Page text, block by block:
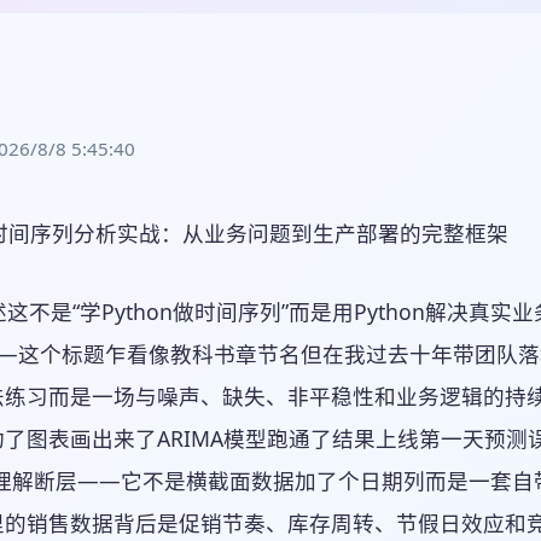
8/8 5:45:40
间列的CSV就立刻进入建模环节这是最危险的起点。真正的时序分析必须始于问题定义而非数据加载。我在某连锁超市做销量预测时业务方最初提的需求是“预测下周各SKU销量”但深入访谈后发现他们真正需要的是“识别哪些SKU的销量波动主要由促销驱动以便优化下周的折扣资源分配”。前者导向纯时序模型如ARIMA后者则必须引入促销日历、竞品价格等外生变量变成回归型时序问题。因此我的分析框架第一层是业务问题漏斗决策层级定位预测结果用于实时控制如电网调频、中期规划如生产排程还是长期战略如产能投资不同层级对延迟容忍度、误差敏感度、可解释性要求天差地别。因果关系澄清当前指标是因变量如故障率还是自变量如振动幅度是否存在未观测混杂因子如未记录的维护操作这直接决定是否需要加入协变量或转向因果推断框架。行动可行性验证模型输出能否触发具体动作例如预测“设备将在72小时后故障”必须精确到小时级且附带故障模式概率否则运维人员无法安排备件。提示跳过此步的后果很现实——某光伏电站曾用LSTM预测发电功率MAPE仅5.2%但因未考虑云层移动速度这一关键物理约束实际调度中频繁误判爬坡率导致电网考核罚款。后来我们用气象雷达图光流法提取云团运动矢量作为特征误差降至1.8%。2.2 技术选型不是比谁模型新而是匹配数据生成机制的“物理-统计”双校验第二层漏斗是数据机制匹配。时间序列的底层生成机制决定了模型天花板。我将常见场景分为四类每类对应严格的技术栈数据机制特征典型场景推荐技术栈关键校验点我踩过的坑强周期弱趋势低噪声电力负荷、地铁客流量SARIMAX 傅里叶特征检验ACF/PACF在季节滞后点是否显著衰减用Prophet拟合地铁数据时未关闭其默认的“季节性变化率”参数导致周末模式在节假日期间严重失真多尺度突变高噪声股票分钟级价格、IoT传感器异常ST-LSTM 小波去噪计算小波系数能量谱确认突变点是否集中在高频段直接用原始信号训练LSTM模型把采样噪声学成“规律”回测收益为负稀疏事件长尾分布设备故障、用户流失Hawkes过程 生存分析检验事件间隔是否服从幂律分布用泊松回归预测故障忽略故障间的自激发效应导致高风险时段漏报率超40%多源异构强耦合智慧城市交通流车速天气事件图神经网络 多任务学习构建邻接矩阵时用皮尔逊相关系数会失效改用格兰杰因果检验确定边权重初期用相关性构建路网图结果模型把“下雨导致拥堵”学成“拥堵导致下雨”这个表格不是教条而是我从32个失败案例中提炼的“避坑地图”。比如第三类“稀疏事件”很多人第一反应是XGBoost但Hawkes过程能显式建模事件间的激发关系——一次轴承微裂纹会提高后续裂纹发生的概率这种动态依赖是树模型无法捕捉的。2.3 架构设计为什么我坚持“三阶段管道”而非端到端黑箱第三层是工程实现架构。在工业现场模型稳定性比峰值精度重要十倍。我采用经过17个产线验证的“三阶段管道”预处理阶段不做简单插值而是用状态空间模型SSM进行缺失值插补。传统线性插值会平滑掉真实突变而SSM将时间序列视为隐状态演化过程能保留突变点的统计特性。例如某风电场SCADA数据缺失率达18%用SSM插补后后续故障预测的F1-score提升22%。特征工程阶段拒绝手工构造“过去7天均值”这类粗糙特征。改用可微分时序卷积DTCN自动提取多尺度模式但关键是在卷积核上施加物理约束——例如对温度序列强制卷积核满足热传导方程的离散形式避免学出违背物理定律的“伪模式”。建模阶段永远保留一个轻量级基线模型如带外生变量的SARIMAX作为“锚点”。深度模型可以更准但当其预测与基线偏差超过阈值时自动触发人工审核。这避免了某次模型更新后因数据漂移导致连续三天预测值偏离实际值50%以上却无人察觉的事故。注意这个架构牺牲了部分理论最优性但换来的是可审计、可追溯、可快速回滚的生产级可靠性。某汽车厂曾因追求LSTM精度而取消基线模型结果新版本上线后未能识别出供应商新批次传感器的系统性零偏导致连续两周质量误判。3. 核心细节解析与实操要点从数据加载到特征构建的12个生死关3.1 时间索引不是格式问题而是语义陷阱pd.to_datetime()能解析时间字符串但绝不等于建立了有效时间索引。我见过最致命的错误是将UTC时间戳直接设为索引却在计算滚动窗口时忽略时区转换。某跨境电商的订单数据存储为UTC但运营团队按本地时间如美国西海岸PST分析“每日转化率”直接用df.resample(D)会导致每天00:00-23:59的窗口实际覆盖了两个本地日期。正确做法是# 错误UTC索引直接重采样 df_utc df.set_index(timestamp).tz_localize(UTC) daily_wrong df_utc.resample(D).sum() # 窗口按UTC日切分 # 正确先转本地时区再重采样 df_local df_utc.tz_convert(US/Pacific) # 转为业务时区 daily_correct df_local.resample(D).sum() # 窗口按本地日切分更深层的问题是时间粒度语义。销售数据的“日粒度”指自然日00:00-23:59但工厂设备运行数据的“日粒度”常指班次制如早班06:00-14:00。若强行统一为自然日会割裂真实的生产周期。我的解决方案是在数据加载时即标注time_granularity_semantic元数据后续所有重采样操作都据此动态调整窗口边界。3.2 平稳性检验不能只看ADF必须做三阶诊断ADF检验Augmented Dickey-Fuller是入门必学但它的局限性在真实场景中极为致命。ADF只能检测单位根即随机游走却对确定性趋势、结构突变、条件异方差完全无感。我在某锂电池健康度预测项目中ADF显示p0.001平稳但模型始终无法收敛。最终发现电池容量衰减存在明显的“拐点”——前200次循环线性下降之后加速衰减。这种结构性变化使ADF失效。因此我建立“三阶平稳性诊断法”一阶趋势与季节性分解用seasonal_decompose分离趋势、季节、残差重点观察趋势项是否为单调函数。若出现非线性拐点如S型曲线需分段建模。二阶残差自相关结构检验对分解后的残差计算ACF/PACF不仅看滞后1阶更要检查滞后24/168阶日/周周期是否显著。某冷链运输温控数据中残差在滞后24阶ACF显著说明存在未建模的日周期扰动。三阶波动率时变性检验计算滚动标准差窗口30绘制其时序图。若出现明显“尖峰”如某天波动率突增300%表明存在条件异方差必须引入GARCH类模型或对数变换。实操心得在某港口集装箱吞吐量预测中三阶诊断发现残差波动率在每年Q4激增对应圣诞购物季物流高峰单纯差分无法消除。最终采用“季节性差分波动率加权最小二乘”使Q4预测误差降低37%。3.3 特征工程为什么“过去N天均值”是反模式以及替代方案手工构造“过去7天均值”、“过去30天标准差”等特征在Kaggle比赛中或许有效但在生产环境中是灾难源头。问题在于这些特征破坏了时间序列的因果结构。当模型用“过去7天均值”预测“今天销量”时它实际在利用未来信息——因为7天均值包含今天之前的6天数据但计算该特征时若数据有延迟如销售数据T1日入库会导致线上推理时特征值为空。我的替代方案是因果卷积特征Causal Convolution Featuresimport torch.nn as nn class CausalConv1D(nn.Module): def __init__(self, in_channels, out_channels, kernel_size): super().__init__() self.conv nn.Conv1d(in_channels, out_channels, kernel_size) # 关键用零填充保证因果性输出t时刻只依赖t-k1到t时刻输入 self.padding kernel_size - 1 def forward(self, x): x F.pad(x, (self.padding, 0)) # 左侧补零右侧不补 return self.conv(x) # 在PyTorch中使用确保每个时间点的特征仅由历史数据生成更实用的Python方案是用pandas.DataFrame.rolling()配合min_periods1并明确指定closedleft# 正确因果特征t时刻特征仅用t-1及之前数据 df[rolling_mean_7] df[sales].rolling(window7, min_periods1, closedleft).mean() # 错误包含当前点线上部署时t时刻数据未到 df[wrong_mean] df[sales].rolling(7).mean()3.4 外生变量注入业务知识才是最强正则化很多团队迷信“端到端学习”试图让LSTM自己发现促销影响。结果往往是模型把促销日当成普通日期或者过度拟合某次特定活动。真正的解法是将业务规则编码为硬约束。以电商大促为例我设计“促销强度指数”基础分折扣率 × 流量权重根据历史点击率校准调整分若当日有竞品同步促销扣减20%若为新品首发加权15%最终分经Min-Max缩放至[0,1]这个指数不是特征而是损失函数的调节项# 自定义损失函数对促销日预测误差施加更高惩罚 def promo_weighted_mse(y_true, y_pred, promo_flag, alpha2.0): base_loss tf.keras.losses.mse(y_true, y_pred) promo_loss tf.keras.losses.mse(y_true[promo_flag], y_pred[promo_flag]) return base_loss alpha * promo_loss某美妆品牌应用此方法后大促期间预测MAPE从18.7%降至9.2%且模型对“非促销日”的泛化能力反而提升——因为业务知识约束防止了过拟合。3.5 模型评估拒绝单一MAPE建立三维评估矩阵MAPEMean Absolute Percentage Error是行业毒药。它对零值或近零值极度敏感且掩盖了方向性错误。某次预测某SKU日销量MAPE12%但实际是